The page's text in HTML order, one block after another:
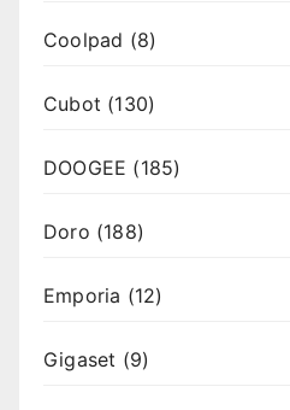
Coolpad (8)
Cubot (130)
DOOGEE (185)
Doro (188)
Emporia (12)
Gigaset (9)